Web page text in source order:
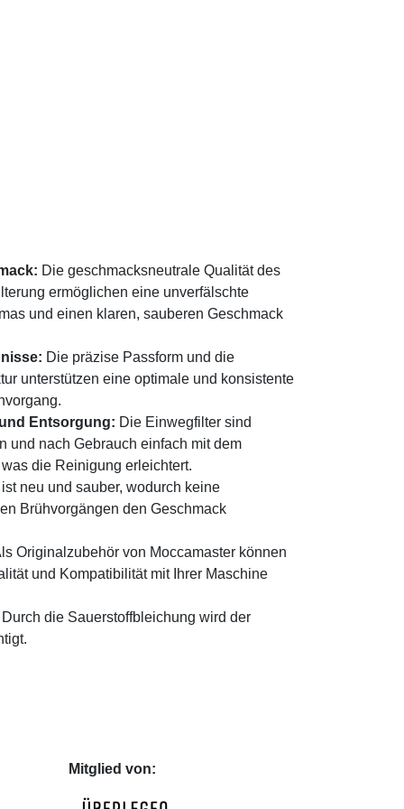
Die geschmacksneutrale Qualität des
ermöglichen eine unverfälschte
und einen klaren, sauberen Geschmack
Die präzise Passform und die
unterstützen eine optimale und konsistente
Entsorgung: Die Einwegfilter sind
und nach Gebrauch einfach mit dem
die Reinigung erleichtert.
neu und sauber, wodurch keine
Brühvorgängen den Geschmack
Originalzubehör von Moccamaster können
und Kompatibilität mit Ihrer Maschine
Durch die Sauerstoffbleichung wird der
Mitglied von: